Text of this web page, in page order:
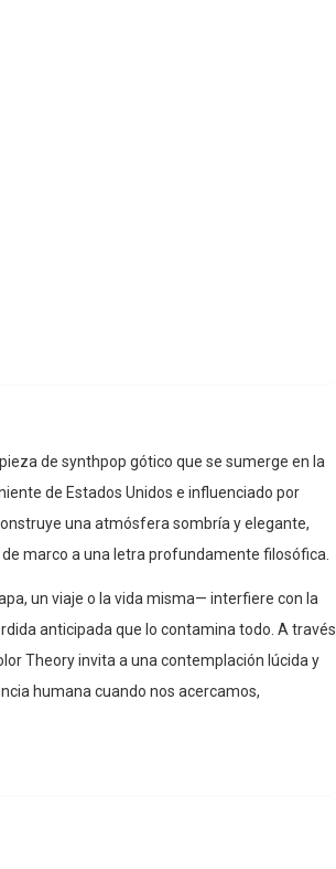
de synthpop gótico que se sumerge en la
de Estados Unidos e influenciado por
una atmósfera sombría y elegante,
marco a una letra profundamente filosófica.
un viaje o la vida misma— interfiere con la
anticipada que lo contamina todo. A través
Theory invita a una contemplación lúcida y
humana cuando nos acercamos,